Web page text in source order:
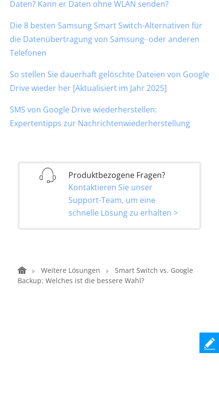
Daten? Kann er Daten ohne WLAN senden?
Die 8 besten Samsung Smart Switch-Alternativen für
die Datenübertragung von Samsung- oder anderen
Telefonen
So stellen Sie dauerhaft gelöschte Dateien von Google
Drive wieder her [Aktualisiert im Jahr 2025]
SMS von Google Drive wiederherstellen:
Expertentipps zur Nachrichtenwiederherstellung
Produktbezogene Fragen?
Kontaktieren Sie unser
Support-Team, um eine
schnelle Lösung zu erhalten >
Weitere Lösungen
Smart Switch vs. Google
Backup: Welches ist die bessere Wahl?